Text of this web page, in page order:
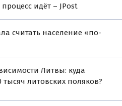
идёт – JPost
считать население «по-
Литвы: куда
тысяч литовских поляков?